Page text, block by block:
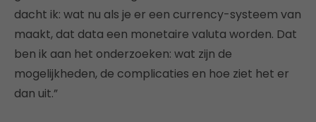
dacht ik: wat nu als je er een currency-systeem van
maakt, dat data een monetaire valuta worden. Dat
ben ik aan het onderzoeken: wat zijn de
mogelijkheden, de complicaties en hoe ziet het er
dan uit.”